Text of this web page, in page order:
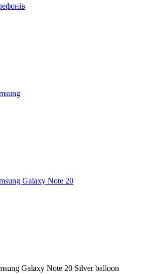
Galaxy Note 20
Galaxy Note 20 Silver balloon